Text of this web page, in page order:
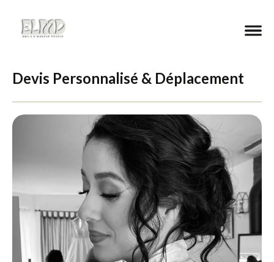
Devis Personnalisé & Déplacement